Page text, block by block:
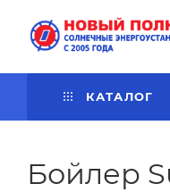
КАТАЛОГ
Бойлер